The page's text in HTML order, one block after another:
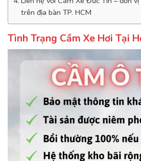
trên địa bàn TP. HCM
Tình Trạng Cầm Xe Hơi Tại